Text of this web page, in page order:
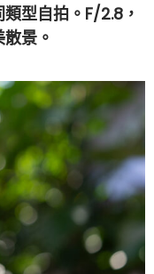
型自拍。F/2.8，
景。